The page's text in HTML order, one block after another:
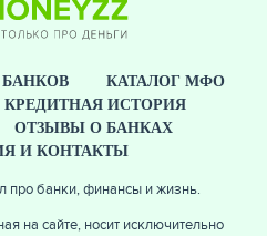
КАТАЛОГ МФО
КРЕДИТНАЯ ИСТОРИЯ
ОТЗЫВЫ О БАНКАХ
И КОНТАКТЫ
про банки, финансы и жизнь.
на сайте, носит исключительно